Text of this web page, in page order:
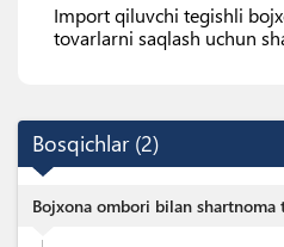
Import qiluvchi tegishli
tovarlarni saqlash uchun
Bosqichlar (2)
Bojxona ombori bilan shartnoma